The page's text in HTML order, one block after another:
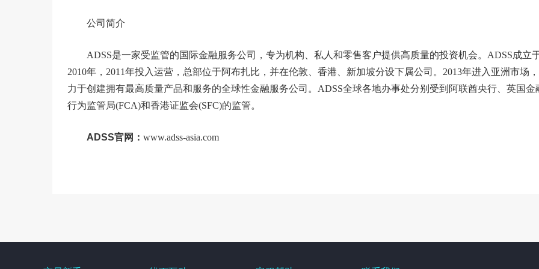
公司简介
ADSS是一家受监管的国际金融服务公司，专为机构、私人和零售客户提供高质量的投资机会。ADSS成立
2010年，2011年投入运营，总部位于阿布扎比，并在伦敦、香港、新加坡分设下属公司。2013年进入亚洲市场
力于创建拥有最高质量产品和服务的全球性金融服务公司。ADSS全球各地办事处分别受到阿联酋央行、英国金
行为监管局(FCA)和香港证监会(SFC)的监管。
ADSS官网： www.adss-asia.com